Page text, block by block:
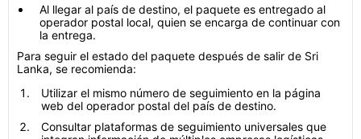
Al llegar al país de destino, el paquete es entregado al
operador postal local, quien se encarga de continuar con
la entrega.
Para seguir el estado del paquete después de salir de Sri
Lanka, se recomienda:
Utilizar el mismo número de seguimiento en la página
web del operador postal del país de destino.
Consultar plataformas de seguimiento universales que